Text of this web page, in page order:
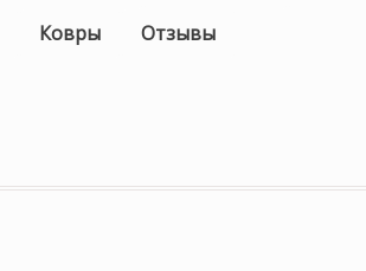
Ковры
Отзывы